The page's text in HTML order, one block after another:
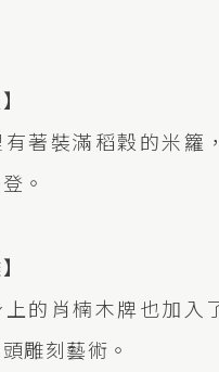
有著裝滿稻穀的米籮
。
上的肖楠木牌也加入
雕刻藝術。